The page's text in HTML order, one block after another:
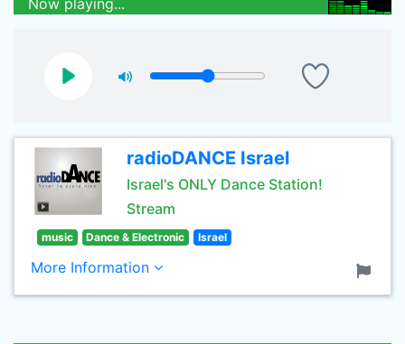
Now playing...
radioDANCE Israel
Israel's ONLY Dance Station!
Stream
music Dance & Electronic Israel
More Information